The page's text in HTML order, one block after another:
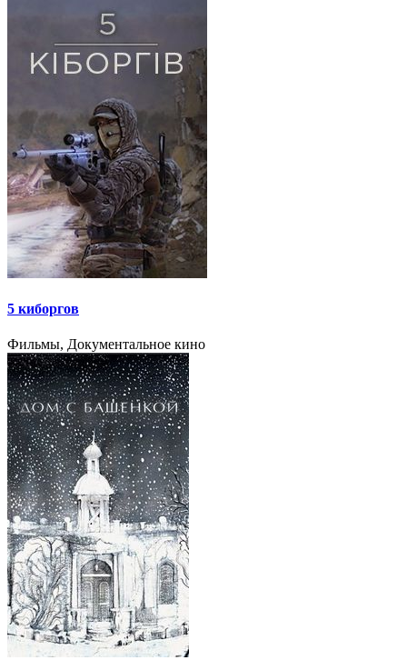
5 киборгов
Фильмы, Документальное кино